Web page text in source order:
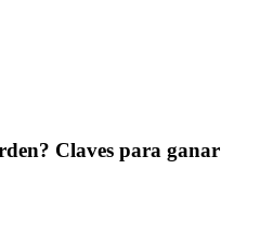
Claves para ganar